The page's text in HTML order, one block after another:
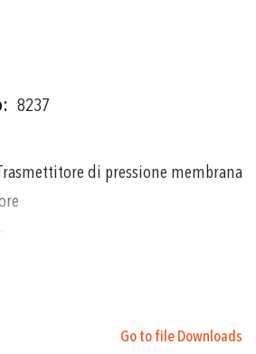
8237
di pressione membrana
7,2 a 1500 psi
Go to file Downloads